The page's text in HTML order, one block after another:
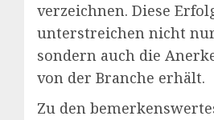
verzeichnen. Diese
unterstreichen nicht
sondern auch die
von der Branche erhält.
Zu den